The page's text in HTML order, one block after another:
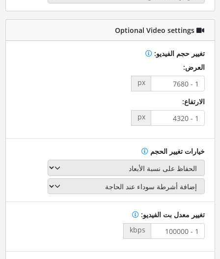
Optional Video settings
تغيير حجم الفيديو:
العرض:
px
الارتفاع:
px
خيارات تغيير الحجم
تغيير معدل بت الفيديو:
kbps